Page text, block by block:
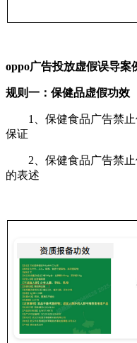
oppo广告投放虚假误导
规则一：保健品虚假功效
1、保健食品广告禁
保证
2、保健食品广告禁
的表述